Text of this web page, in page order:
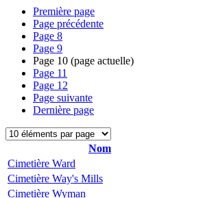
Première page
Page précédente
Page 8
Page 9
Page 10 (page actuelle)
Page 11
Page 12
Page suivante
Dernière page
Nom
Cimetière Ward
Cimetière Way's Mills
Cimetière Wyman